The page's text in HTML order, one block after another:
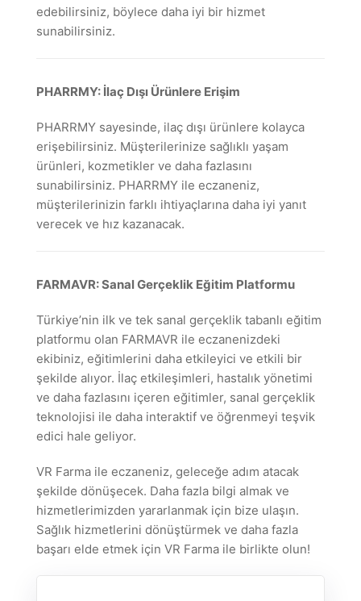
edebilirsiniz, böylece daha iyi bir hizmet
sunabilirsiniz.
PHARRMY: İlaç Dışı Ürünlere Erişim
PHARRMY sayesinde, ilaç dışı ürünlere kolayca
erişebilirsiniz. Müşterilerinize sağlıklı yaşam
ürünleri, kozmetikler ve daha fazlasını
sunabilirsiniz. PHARRMY ile eczaneniz,
müşterilerinizin farklı ihtiyaçlarına daha iyi yanıt
verecek ve hız kazanacak.
FARMAVR: Sanal Gerçeklik Eğitim Platformu
Türkiye’nin ilk ve tek sanal gerçeklik tabanlı eğitim
platformu olan FARMAVR ile eczanenizdeki
ekibiniz, eğitimlerini daha etkileyici ve etkili bir
şekilde alıyor. İlaç etkileşimleri, hastalık yönetimi
ve daha fazlasını içeren eğitimler, sanal gerçeklik
teknolojisi ile daha interaktif ve öğrenmeyi teşvik
edici hale geliyor.
VR Farma ile eczaneniz, geleceğe adım atacak
şekilde dönüşecek. Daha fazla bilgi almak ve
hizmetlerimizden yararlanmak için bize ulaşın.
Sağlık hizmetlerini dönüştürmek ve daha fazla
başarı elde etmek için VR Farma ile birlikte olun!